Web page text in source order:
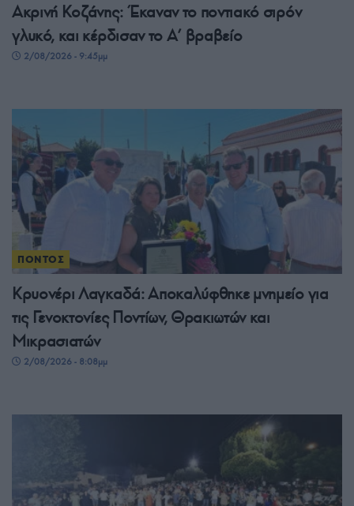
Ακρινή Κοζάνης: Έκαναν το ποντιακό σιρόν
γλυκό, και κέρδισαν το A’ βραβείο
2/08/2026 - 9:45μμ
ΠΟΝΤΟΣ
Κρυονέρι Λαγκαδά: Αποκαλύφθηκε μνημείο για
τις Γενοκτονίες Ποντίων, Θρακιωτών και
Μικρασιατών
2/08/2026 - 8:08μμ